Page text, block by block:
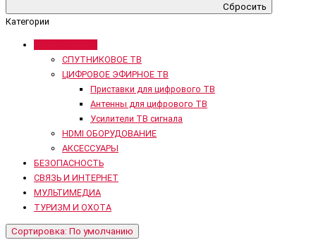
Сбросить
Категории
СПУТНИКОВОЕ ТВ
ЦИФРОВОЕ ЭФИРНОЕ ТВ
Приставки для цифрового ТВ
Антенны для цифрового ТВ
Усилители ТВ сигнала
HDMI ОБОРУДОВАНИЕ
АКСЕССУАРЫ
БЕЗОПАСНОСТЬ
СВЯЗЬ И ИНТЕРНЕТ
МУЛЬТИМЕДИА
ТУРИЗМ И ОХОТА
Сортировка: По умолчанию